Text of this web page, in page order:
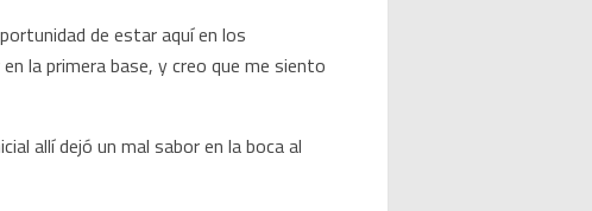
de estar aquí en los
la primera base, y creo que me siento
allí dejó un mal sabor en la boca al